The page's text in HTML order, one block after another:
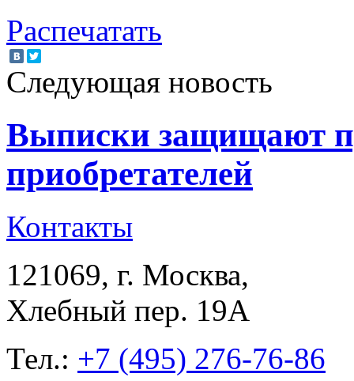
Распечатать
Следующая новость
Выписки защищают
приобретателей
Контакты
121069, г. Москва,
Хлебный пер. 19А
Тел.: +7 (495) 276-76-86